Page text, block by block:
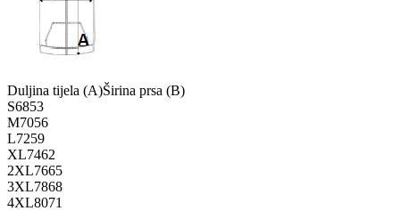
Duljina tijela (A)Širina prsa (B)
S6853
M7056
L7259
XL7462
2XL7665
3XL7868
4XL8071